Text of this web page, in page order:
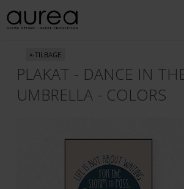
«-TILBAGE
PLAKAT - DANCE IN
UMBRELLA - COLORS